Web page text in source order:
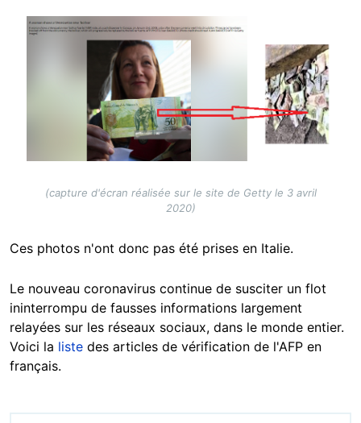
Image
(capture d'écran réalisée sur le site de Getty le 3 avril
2020)
Ces photos n'ont donc pas été prises en Italie.
Le nouveau coronavirus continue de susciter un flot
ininterrompu de fausses informations largement
relayées sur les réseaux sociaux, dans le monde entier.
Voici la liste des articles de vérification de l'AFP en
français.